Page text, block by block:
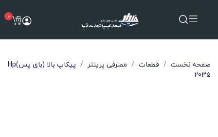
0
صفحه نخست قطعات مصرفی پرینتر
پیکاپ بالا (بای پس)Hp
2035